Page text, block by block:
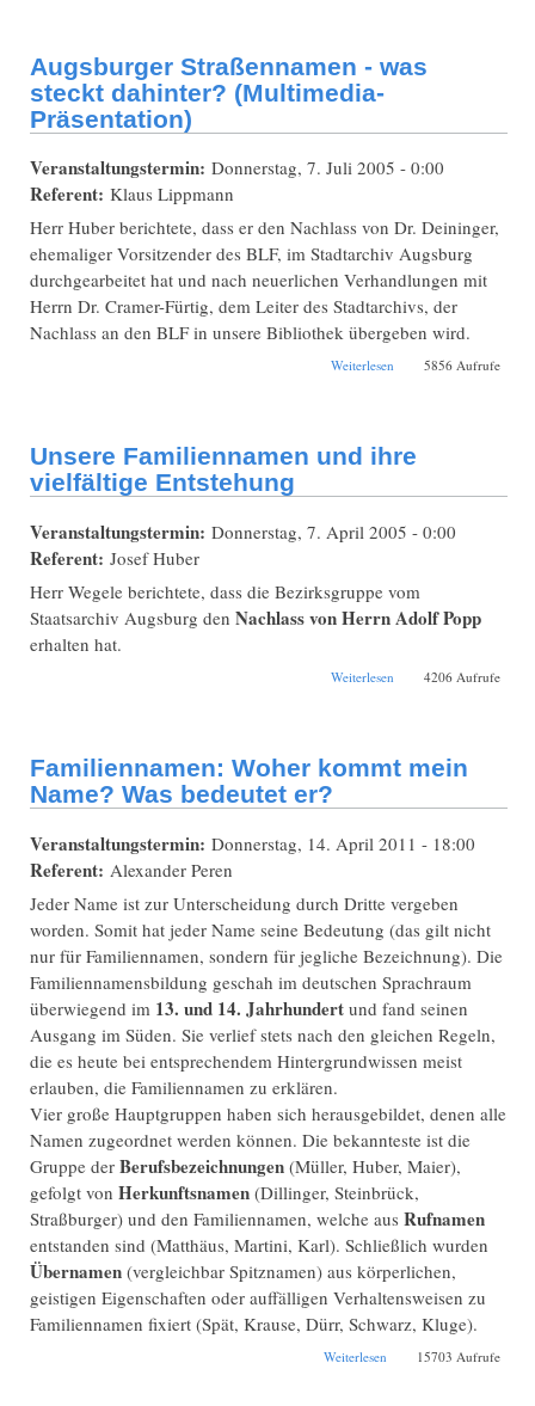
Augsburger Straßennamen - was
steckt dahinter? (Multimedia-
Präsentation)
Veranstaltungstermin: Donnerstag, 7. Juli 2005 - 0:00
Referent: Klaus Lippmann
Herr Huber berichtete, dass er den Nachlass von Dr. Deininger,
ehemaliger Vorsitzender des BLF, im Stadtarchiv Augsburg
durchgearbeitet hat und nach neuerlichen Verhandlungen mit
Herrn Dr. Cramer-Fürtig, dem Leiter des Stadtarchivs, der
Nachlass an den BLF in unsere Bibliothek übergeben wird.
Weiterlesen über Augsburger
5856 Aufrufe
Unsere Familiennamen und ihre
vielfältige Entstehung
Veranstaltungstermin: Donnerstag, 7. April 2005 - 0:00
Referent: Josef Huber
Herr Wegele berichtete, dass die Bezirksgruppe vom
Staatsarchiv Augsburg den Nachlass von Herrn Adolf Popp
erhalten hat.
Weiterlesen über Unsere
4206 Aufrufe
Familiennamen: Woher kommt mein
Name? Was bedeutet er?
Veranstaltungstermin: Donnerstag, 14. April 2011 - 18:00
Referent: Alexander Peren
Jeder Name ist zur Unterscheidung durch Dritte vergeben
worden. Somit hat jeder Name seine Bedeutung (das gilt nicht
nur für Familiennamen, sondern für jegliche Bezeichnung). Die
Familiennamensbildung geschah im deutschen Sprachraum
überwiegend im 13. und 14. Jahrhundert und fand seinen
Ausgang im Süden. Sie verlief stets nach den gleichen Regeln,
die es heute bei entsprechendem Hintergrundwissen meist
erlauben, die Familiennamen zu erklären.
Vier große Hauptgruppen haben sich herausgebildet, denen alle
Namen zugeordnet werden können. Die bekannteste ist die
Gruppe der Berufsbezeichnungen (Müller, Huber, Maier),
gefolgt von Herkunftsnamen (Dillinger, Steinbrück,
Straßburger) und den Familiennamen, welche aus Rufnamen
entstanden sind (Matthäus, Martini, Karl). Schließlich wurden
Übernamen (vergleichbar Spitznamen) aus körperlichen,
geistigen Eigenschaften oder auffälligen Verhaltensweisen zu
Familiennamen fixiert (Spät, Krause, Dürr, Schwarz, Kluge).
Weiterlesen über Familiennamen:
15703 Aufrufe